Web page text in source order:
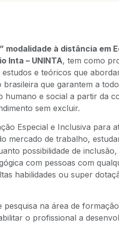
modalidade à distância em
Inta – UNINTA, tem como
e teóricos que
que garantem a
humano e social a partir da
sem excluir.
Especial e Inclusiva para
mercado de trabalho,
possibilidade de
com pessoas com
habilidades ou super
na área de
o profissional a